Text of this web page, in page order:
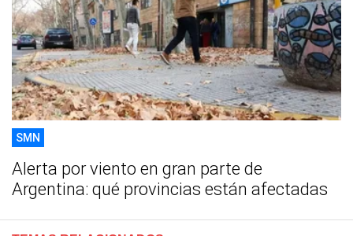
SMN
Alerta por viento en gran parte de
Argentina: qué provincias están afectadas